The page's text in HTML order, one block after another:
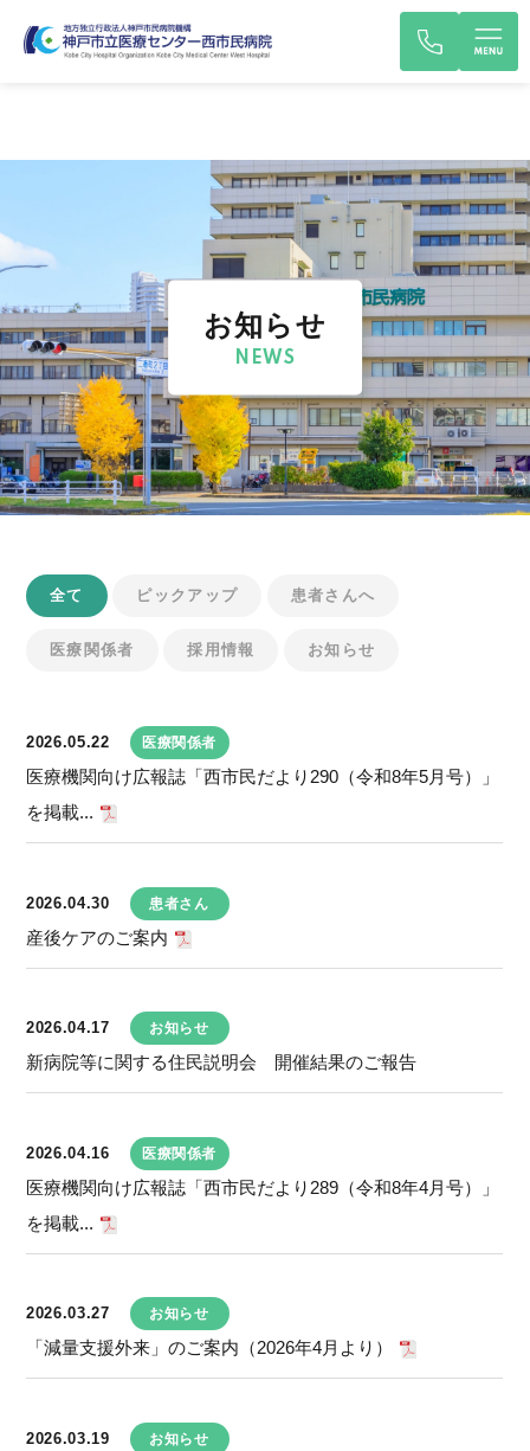
お知らせ
NEWS
全て ピックアップ 患者さんへ
医療関係者 採用情報 お知らせ
2026.05.22 医療関係者
医療機関向け広報誌「西市民だより290（令和8年5月号）」
を掲載...
2026.04.30 患者さん
産後ケアのご案内
2026.04.17 お知らせ
新病院等に関する住民説明会 開催結果のご報告
2026.04.16 医療関係者
医療機関向け広報誌「西市民だより289（令和8年4月号）」
を掲載...
2026.03.27 お知らせ
「減量支援外来」のご案内（2026年4月より）
2026.03.19 お知らせ